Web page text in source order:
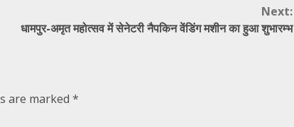
Next:
धामपुर-अमृत महोत्सव में सेनेटरी नैपकिन वेंडिंग मशीन का हुआ शुभारम्भ
are marked *